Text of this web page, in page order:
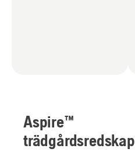
Aspire™
trädgårdsredskap